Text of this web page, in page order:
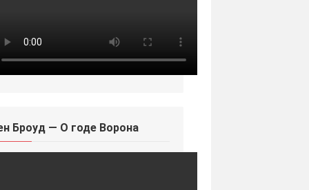
Броуд — О годе Ворона